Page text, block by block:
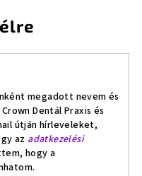
megadott nevem és
Dentál Praxis és
útján hírleveleket,
az adatkezelési
hogy a